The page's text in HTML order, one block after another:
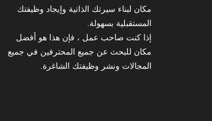
مكان لبناء سيرتك الذاتية وإيجاد وظيفتك
المستقبلية بسهولة.
إذا كنت صاحب عمل ، فإن هذا هو أفضل
مكان للبحث عن جميع المحترفين في جميع
المجالات ونشر وظيفتك الشاغرة.